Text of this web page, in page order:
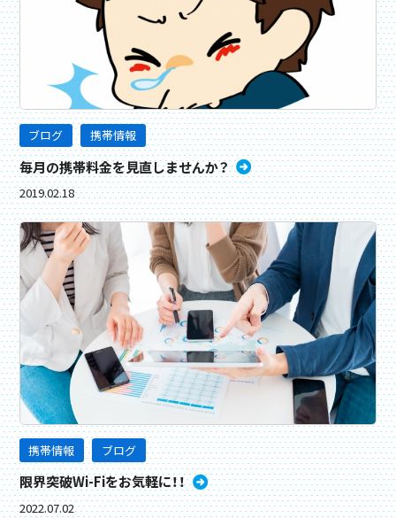
ブログ 携帯情報
毎月の携帯料金を見直しませんか？
2019.02.18
携帯情報 ブログ
限界突破Wi-Fiをお気軽に！！
2022.07.02